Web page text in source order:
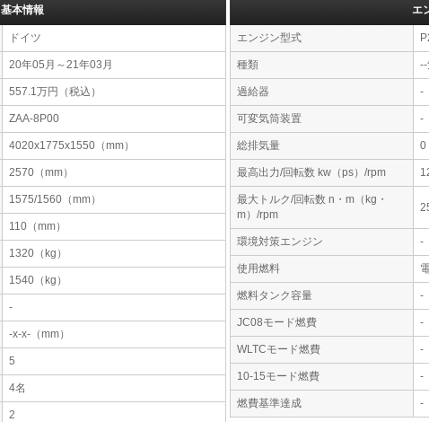
基本情報
ドイツ
20年05月～21年03月
557.1万円（税込）
ZAA-8P00
4020x1775x1550（mm）
2570（mm）
1575/1560（mm）
110（mm）
1320（kg）
1540（kg）
-
-x-x-（mm）
5
4名
2
エ
エンジン型式
種類 --
過給器 -
可変気筒装置 -
総排気量 0
最高出力/回転数 kw（ps）/rpm
最大トルク/回転数 n・m（kg・
m）/rpm
環境対策エンジン -
使用燃料
燃料タンク容量 -
JC08モード燃費 -
WLTCモード燃費 -
10-15モード燃費 -
燃費基準達成 -